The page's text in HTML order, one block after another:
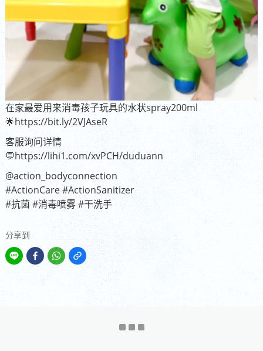
在家最爱用来消毒孩子玩具的水状spray200ml
🌟https://bit.ly/2VJAseR
客服询问详情
💬https://lihi1.com/xvPCH/duduann
@action_bodyconnection
#ActionCare#ActionSanitizer
#抗菌 #消毒喷雾#干洗手
分享到